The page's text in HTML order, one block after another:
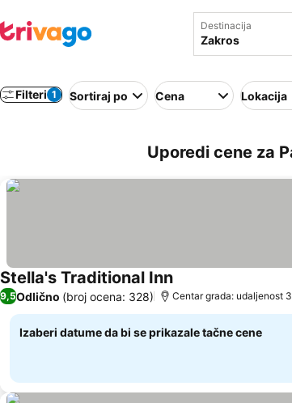
Destinacija
Filteri 1 Sortiraj po Cena Lokacija
Uporedi cene za
Stella's Traditional Inn
9,5Odlično (broj ocena: 328) Centar grada: udaljenost
Izaberi datume da bi se prikazale tačne cene